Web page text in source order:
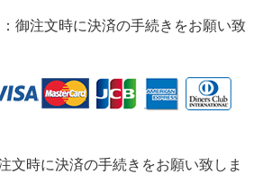
：御注文時に決済の手続きをお願い致
文時に決済の手続きをお願い致しま